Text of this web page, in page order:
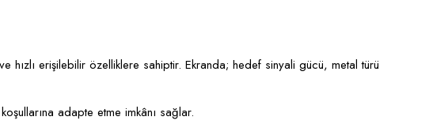
hızlı erişilebilir özelliklere sahiptir. Ekranda; hedef sinyali gücü, metal türü
adapte etme imkânı sağlar.